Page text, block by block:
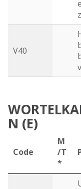
V40
N (E)
Code
M
/T
*